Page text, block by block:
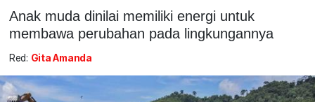
Anak muda dinilai memiliki energi untuk
membawa perubahan pada lingkungannya
Red: Gita Amanda